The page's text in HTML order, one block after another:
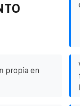
propia en